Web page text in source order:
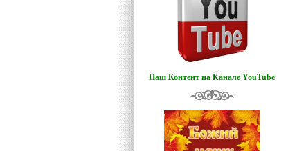
Наш Контент на Канале YouTube